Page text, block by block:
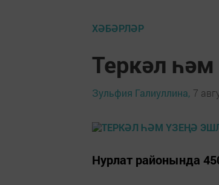
ХӘБӘРЛӘР
Теркәл
Зульфия Галиуллина, 7
Нурлат районында